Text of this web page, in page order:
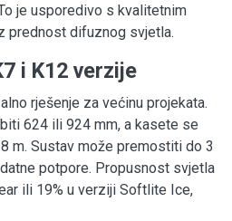
je usporedivo s kvalitetnim
prednost difuznog svjetla.
i K12 verzije
rješenje za većinu projekata.
624 ili 924 mm, a kasete se
m. Sustav može premostiti do 3
potpore. Propusnost svjetla
ili 19% u verziji Softlite Ice,